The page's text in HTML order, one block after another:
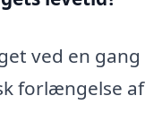
ved en gang
forlængelse af